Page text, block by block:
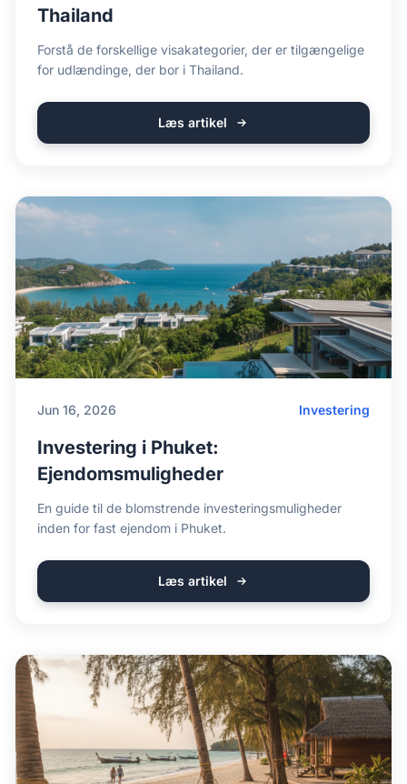
Thailand
Forstå de forskellige visakategorier, der er tilgængelige
for udlændinge, der bor i Thailand.
Læs artikel
Jun 16, 2026 Investering
Investering i Phuket:
Ejendomsmuligheder
En guide til de blomstrende investeringsmuligheder
inden for fast ejendom i Phuket.
Læs artikel